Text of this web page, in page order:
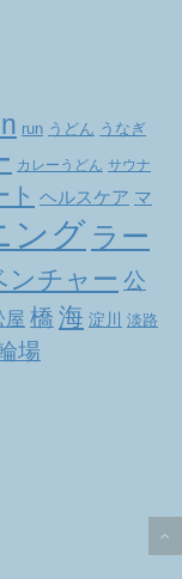
run うどん うなぎ
カレーうどん サウナ
ト ヘルスケア マ
ング ラー
ンチャー 公
屋 橋 海 淀川
淡路
場